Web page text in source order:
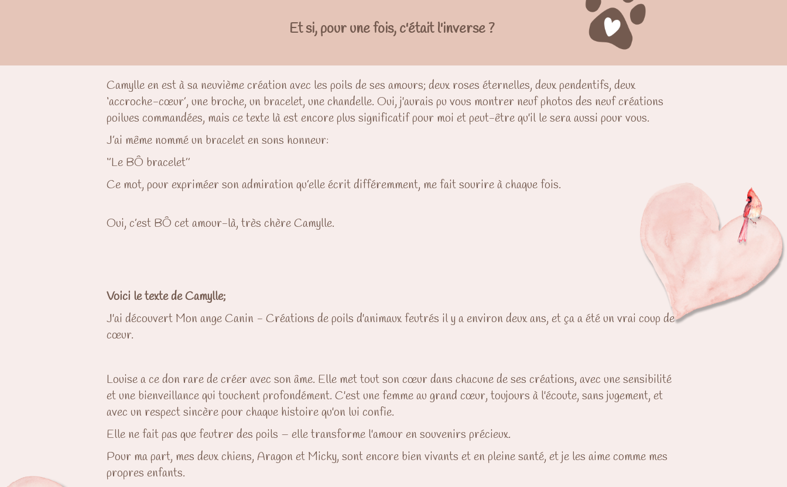
Et si, pour une fois, c'était l'inverse ?
Camylle en est à sa neuvième création avec les poils de ses amours; deux roses éternelles, deux pendentifs, deux
‘accroche-cœur’, une broche, un bracelet, une chandelle. Oui, j'aurais pu vous montrer neuf photos des neuf créations
poilues commandées, mais ce texte là est encore plus significatif pour moi et peut-être qu'il le sera aussi pour vous.
J’ai même nommé un bracelet en sons honneur:
‘’Le BÔ bracelet’’
Ce mot, pour expriméer son admiration qu’elle écrit différemment, me fait sourire à chaque fois.
Oui, c’est BÔ cet amour-là, très chère Camylle.
Voici le texte de Camylle;
J'ai découvert Mon ange Canin - Créations de poils d'animaux feutrés il y a environ deux ans, et ça a été un vrai coup de
cœur.
Louise a ce don rare de créer avec son âme. Elle met tout son cœur dans chacune de ses créations, avec une sensibilité
et une bienveillance qui touchent profondément. C'est une femme au grand cœur, toujours à l'écoute, sans jugement, et
avec un respect sincère pour chaque histoire qu'on lui confie.
Elle ne fait pas que feutrer des poils – elle transforme l'amour en souvenirs précieux.
Pour ma part, mes deux chiens, Aragon et Micky, sont encore bien vivants et en pleine santé, et je les aime comme mes
propres enfants.